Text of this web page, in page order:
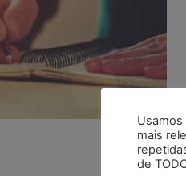
mais
de